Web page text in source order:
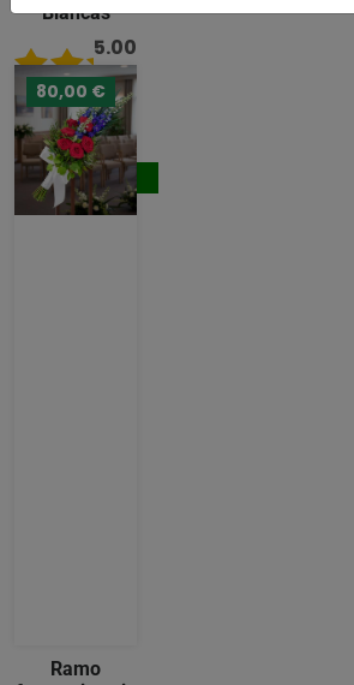
Blancas
5.00
/ 5
489,00
€
Comprar
80,00 €
Ramo